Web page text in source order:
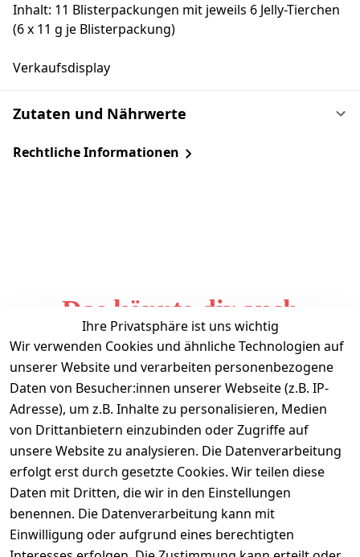
Inhalt: 11 Blisterpackungen mit jeweils 6 Jelly-Tierchen
(6 x 11 g je Blisterpackung)
Verkaufsdisplay
Zutaten und Nährwerte
Rechtliche Informationen
Das könnte dir auch
gefallen
Ihre Privatsphäre ist uns wichtig
Wir verwenden Cookies und ähnliche Technologien auf
unserer Website und verarbeiten personenbezogene
Daten von Besucher:innen unserer Webseite (z.B. IP-
Adresse), um z.B. Inhalte zu personalisieren, Medien
von Drittanbietern einzubinden oder Zugriffe auf
unsere Website zu analysieren. Die Datenverarbeitung
erfolgt erst durch gesetzte Cookies. Wir teilen diese
Daten mit Dritten, die wir in den Einstellungen
benennen. Die Datenverarbeitung kann mit
Einwilligung oder aufgrund eines berechtigten
Informationen
Mein Konto